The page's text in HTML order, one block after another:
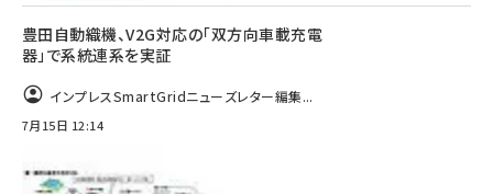
豊田自動織機、V2G対応の「双方向車載充電
器」で系統連系を実証
インプレスSmartGridニューズレター編集...
7月15日 12:14